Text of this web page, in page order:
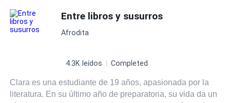
Entre libros y susurros
Afrodita
4.3K leídos Completed
Clara es una estudiante de 19 años, apasionada por la
literatura. En su último año de preparatoria, su vida da un